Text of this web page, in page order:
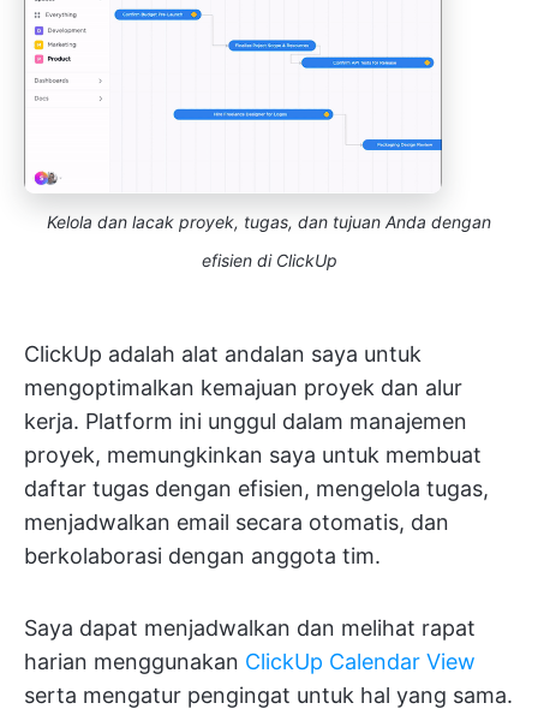
Kelola dan lacak proyek, tugas, dan tujuan Anda dengan
efisien di ClickUp
ClickUp adalah alat andalan saya untuk
mengoptimalkan kemajuan proyek dan alur
kerja. Platform ini unggul dalam manajemen
proyek, memungkinkan saya untuk membuat
daftar tugas dengan efisien, mengelola tugas,
menjadwalkan email secara otomatis, dan
berkolaborasi dengan anggota tim.
Saya dapat menjadwalkan dan melihat rapat
harian menggunakan ClickUp Calendar View
serta mengatur pengingat untuk hal yang sama.